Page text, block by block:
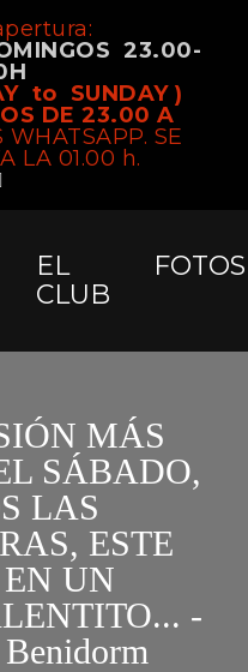
23.00-
to SUNDAY )
DE 23.00 A
WHATSAPP. SE
LA 01.00 h.
EL
CLUB
FOTOS
MÁS
SÁBADO,
LAS
ESTE
UN
-